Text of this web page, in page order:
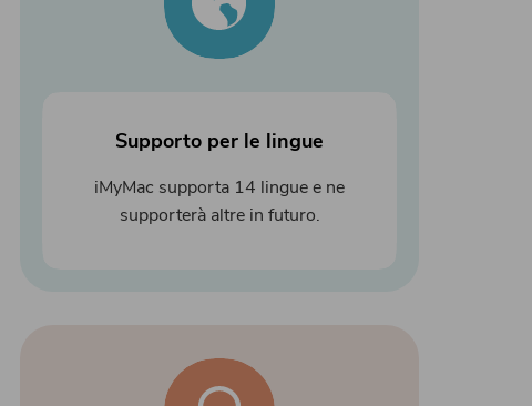
Supporto per le lingue
iMyMac supporta 14 lingue e ne
supporterà altre in futuro.